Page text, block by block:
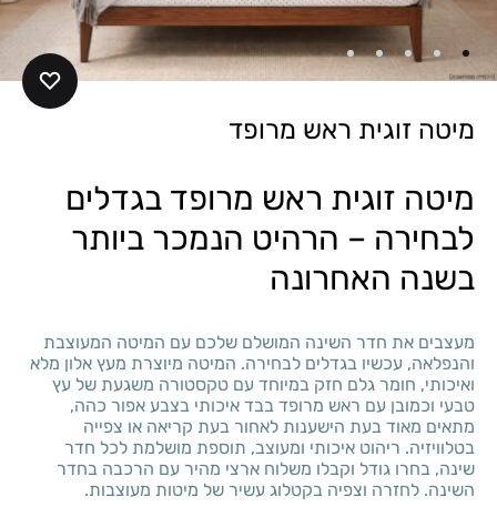
מיטה זוגית ראש מרופד
מיטה זוגית ראש מרופד בגדלים
לבחירה – הרהיט הנמכר ביותר
בשנה האחרונה
מעצבים את חדר השינה המושלם שלכם עם המיטה המעוצבת
והנפלאה, עכשיו בגדלים לבחירה. המיטה מיוצרת מעץ אלון מלא
ואיכותי, חומר גלם חזק במיוחד עם טקסטורה משגעת של עץ
טבעי וכמובן עם ראש מרופד בבד איכותי בצבע אפור כהה,
מתאים מאוד בעת הישענות לאחור בעת קריאה או צפייה
בטלוויזיה. ריהוט איכותי ומעוצב, תוספת מושלמת לכל חדר
שינה, בחרו גודל וקבלו משלוח ארצי מהיר עם הרכבה בחדר
השינה. לחזרה וצפיה בקטלוג עשיר של מיטות מעוצבות.